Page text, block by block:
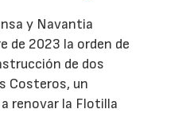
y Navantia
de 2023 la orden de
de dos
Costeros, un
renovar la Flotilla